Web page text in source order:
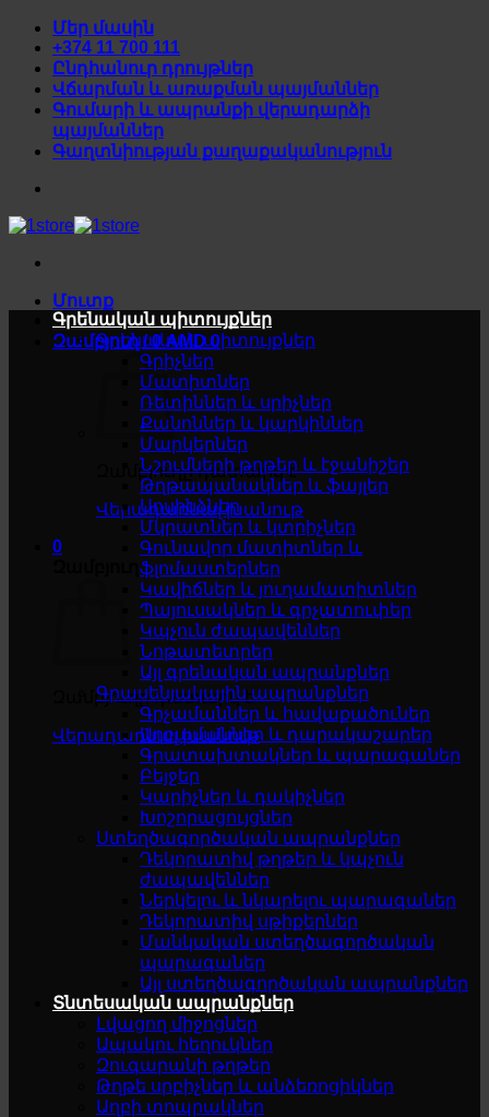
Skip
content
Մեր մասին
+374 11 700 111
Ընդհանուր դրույթներ
Վճարման և առաքման պայմաններ
Գումարի և ապրանքի վերադարձի
պայմաններ
Գաղտնիության քաղաքականություն
Մուտք
Զամբյուղ /0AMD 0
Զամբյուղը դատարկ է
Վերադառնալ խանութ
0
Զամբյուղը դատարկ է
Վերադառնալ խանութ
Գրենական պիտույքներ
Գրենական պիտույքներ
Գրիչներ
Մատիտներ
Ռետիններ և սրիչներ
Քանոններ և կարկիններ
Մարկերներ
Նշումների թղթեր և էջանիշեր
Թղթապանակներ և ֆայլեր
Սոսինձներ
Մկրատներ և կտրիչներ
Գունավոր մատիտներ և
ֆլոմաստերներ
Կավիճներ և յուղամատիտներ
Պայուսակներ և գրչատուփեր
Կպչուն ժապավեններ
Նոթատետրեր
Այլ գրենական ապրանքներ
Գրասենյակային ապրանքներ
Գրչամաններ և հավաքածուներ
Աղբամաններ և դարակաշարեր
Գրատախտակներ և պարագաներ
Բեյջեր
Կարիչներ և դակիչներ
Խոշորացույցներ
Ստեղծագործական ապրանքներ
Դեկորատիվ թղթեր և կպչուն
ժապավեններ
Ներկելու և նկարելու պարագաներ
Դեկորատիվ սթիքերներ
Մանկական ստեղծագործական
պարագաներ
Այլ ստեղծագործական ապրանքներ
Տնտեսական ապրանքներ
Լվացող միջոցներ
Ապակու հեղուկներ
Զուգարանի թղթեր
Թղթե սրբիչներ և անձեռոցիկներ
Աղբի տոպրակներ